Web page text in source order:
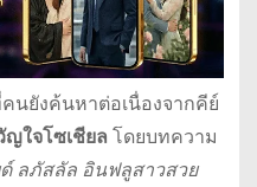
นยังค้นหาต่อเนื่องจากคีย์
ใจโซเชียล โดยบทความ
ลภัสลัล อินฟลูสาวสวย